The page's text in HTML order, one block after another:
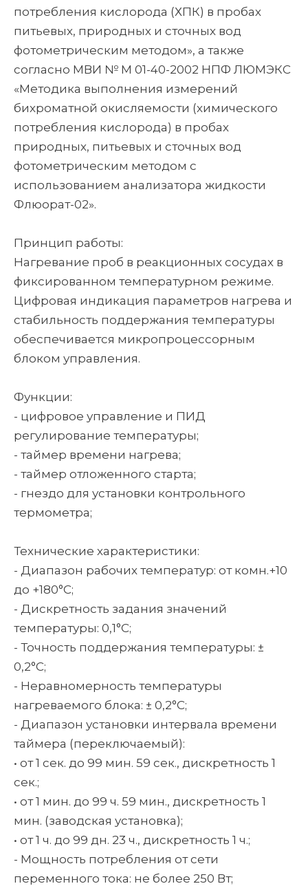
потребления кислорода (ХПК) в пробах
питьевых, природных и сточных вод
фотометрическим методом», а также
согласно МВИ № М 01-40-2002 НПФ ЛЮМЭКС
«Методика выполнения измерений
бихроматной окисляемости (химического
потребления кислорода) в пробах
природных, питьевых и сточных вод
фотометрическим методом с
использованием анализатора жидкости
Флюорат-02».
Принцип работы:
Нагревание проб в реакционных сосудах в
фиксированном температурном режиме.
Цифровая индикация параметров нагрева и
стабильность поддержания температуры
обеспечивается микропроцессорным
блоком управления.
Функции:
- цифровое управление и ПИД
регулирование температуры;
- таймер времени нагрева;
- таймер отложенного старта;
- гнездо для установки контрольного
термометра;
Технические характеристики:
- Диапазон рабочих температур: от комн.+10
до +180°С;
- Дискретность задания значений
температуры: 0,1°С;
- Точность поддержания температуры: ±
0,2°С;
- Неравномерность температуры
нагреваемого блока: ± 0,2°С;
- Диапазон установки интервала времени
таймера (переключаемый):
• от 1 сек. до 99 мин. 59 сек., дискретность 1
сек.;
• от 1 мин. до 99 ч. 59 мин., дискретность 1
мин. (заводская установка);
• от 1 ч. до 99 дн. 23 ч., дискретность 1 ч.;
- Мощность потребления от сети
переменного тока: не более 250 Вт;